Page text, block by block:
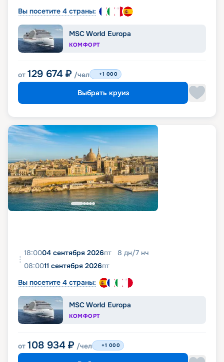
Вы посетите 4 страны:
MSC World Europa
КОМФОРТ
от 129 674 ₽ /чел +1 000
Выбрать круиз
18:0004 сентября 2026пт 8 дн/7 нч
08:0011 сентября 2026пт
Вы посетите 4 страны:
MSC World Europa
КОМФОРТ
от 108 934 ₽ /чел +1 000